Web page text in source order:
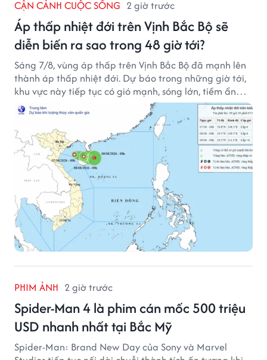
CẬN CẢNH CUỘC SỐNG 2 giờ trước
Áp thấp nhiệt đới trên Vịnh Bắc Bộ sẽ
diễn biến ra sao trong 48 giờ tới?
Sáng 7/8, vùng áp thấp trên Vịnh Bắc Bộ đã mạnh lên
thành áp thấp nhiệt đới. Dự báo trong những giờ tới,
khu vực này tiếp tục có gió mạnh, sóng lớn, tiềm ẩn
nhiều nguy cơ đối với hoạt động của tàu thuyền trên
biển.
PHIM ẢNH 2 giờ trước
Spider-Man 4 là phim cán mốc 500 triệu
USD nhanh nhất tại Bắc Mỹ
Spider-Man: Brand New Day của Sony và Marvel